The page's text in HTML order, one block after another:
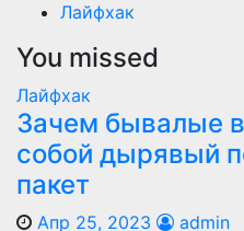
Лайфхак
You missed
Лайфхак
Зачем бывалые
собой дырявый
пакет
Апр 25, 2023
admin